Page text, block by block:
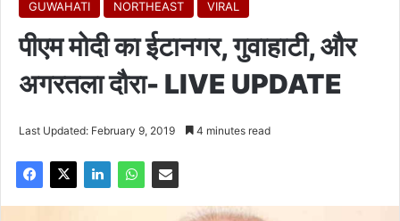
GUWAHATI NORTHEAST VIRAL
पीएम मोदी का ईटानगर, गुवाहाटी, और
अगरतला दौरा- LIVE UPDATE
Last Updated: February 9, 2019 4 minutes read